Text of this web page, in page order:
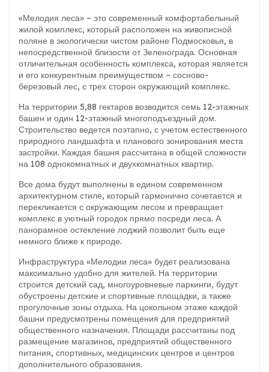
«Мелодия леса» – это современный комфортабельный
жилой комплекс, который расположен на живописной
поляне в экологически чистом районе Подмосковья, в
непосредственной близости от Зеленограда. Основная
отличительная особенность комплекса, которая является
и его конкурентным преимуществом – сосново-
березовый лес, с трех сторон окружающий комплекс.
На территории 5,88 гектаров возводится семь 12-этажных
башен и один 12-этажный многоподъездный дом.
Строительство ведется поэтапно, с учетом естественного
природного ландшафта и планового зонирования места
застройки. Каждая башня рассчитана в общей сложности
на 108 однокомнатных и двухкомнатных квартир.
Все дома будут выполнены в едином современном
архитектурном стиле, который гармонично сочетается и
перекликается с окружающим лесом и превращает
комплекс в уютный городок прямо посреди леса. А
панорамное остекление лоджий позволит быть еще
немного ближе к природе.
Инфраструктура «Мелодии леса» будет реализована
максимально удобно для жителей. На территории
строится детский сад, многоуровневые паркинги, будут
обустроены детские и спортивные площадки, а также
прогулочные зоны отдыха. На цокольном этаже каждой
башни предусмотрены помещения для предприятий
общественного назначения. Площади рассчитаны под
размещение магазинов, предприятий общественного
питания, спортивных, медицинских центров и центров
дополнительного образования.